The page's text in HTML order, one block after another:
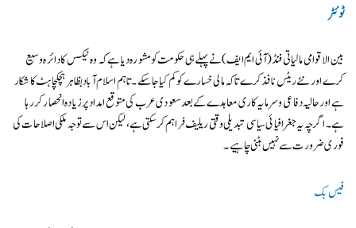
ٹوئٹر
بین الاقوامی مالیاتی فنڈ (آئی ایم ایف) نے پہلے ہی حکومت کو مشورہ دیا ہے کہ وہ ٹیکس کا دائرہ وسیع
کرے اور نئے ریٹس نافذ کرے تاکہ مالی خسارے کو کم کیا جا سکے۔ تاہم اسلام آباد بظاہر ہچکچاہٹ کا شکار
ہے اور حالیہ دفاعی و سرمایہ کاری معاہدے کے بعد سعودی عرب کی متوقع امداد پر زیادہ انحصار کر رہا
ہے۔ اگرچہ یہ جغرافیائی سیاسی تبدیلی وقتی ریلیف فراہم کر سکتی ہے، لیکن اس سے توجہ ملکی اصلاحات کی
فوری ضرورت سے نہیں ہٹنی چاہیے۔
فیس بک